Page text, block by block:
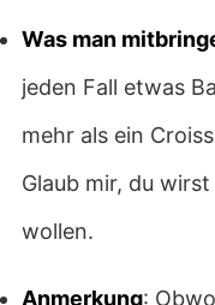
Was man
jeden Fall etwas
mehr als ein
Glaub mir, du
wollen.
Anmerkung: